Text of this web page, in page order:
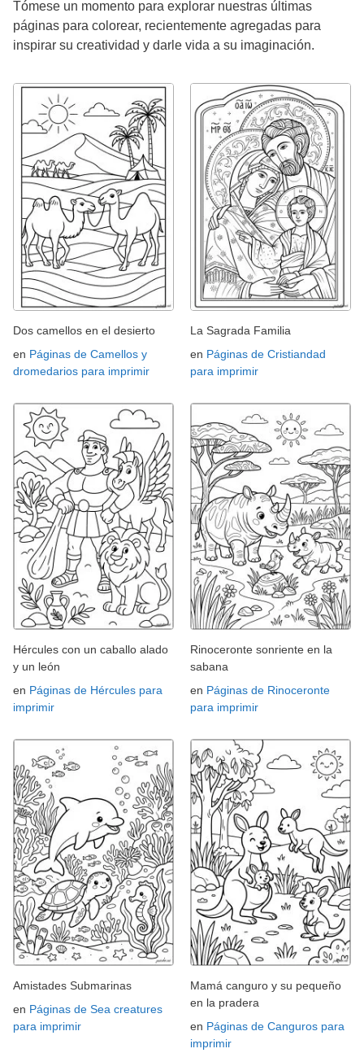
Tómese un momento para explorar nuestras últimas
páginas para colorear, recientemente agregadas para
inspirar su creatividad y darle vida a su imaginación.
Dos camellos en el desierto
en Páginas de Camellos y
dromedarios para imprimir
La Sagrada Familia
en Páginas de Cristiandad
para imprimir
Hércules con un caballo alado
y un león
en Páginas de Hércules para
imprimir
Rinoceronte sonriente en la
sabana
en Páginas de Rinoceronte
para imprimir
Amistades Submarinas
en Páginas de Sea creatures
para imprimir
Mamá canguro y su pequeño
en la pradera
en Páginas de Canguros para
imprimir